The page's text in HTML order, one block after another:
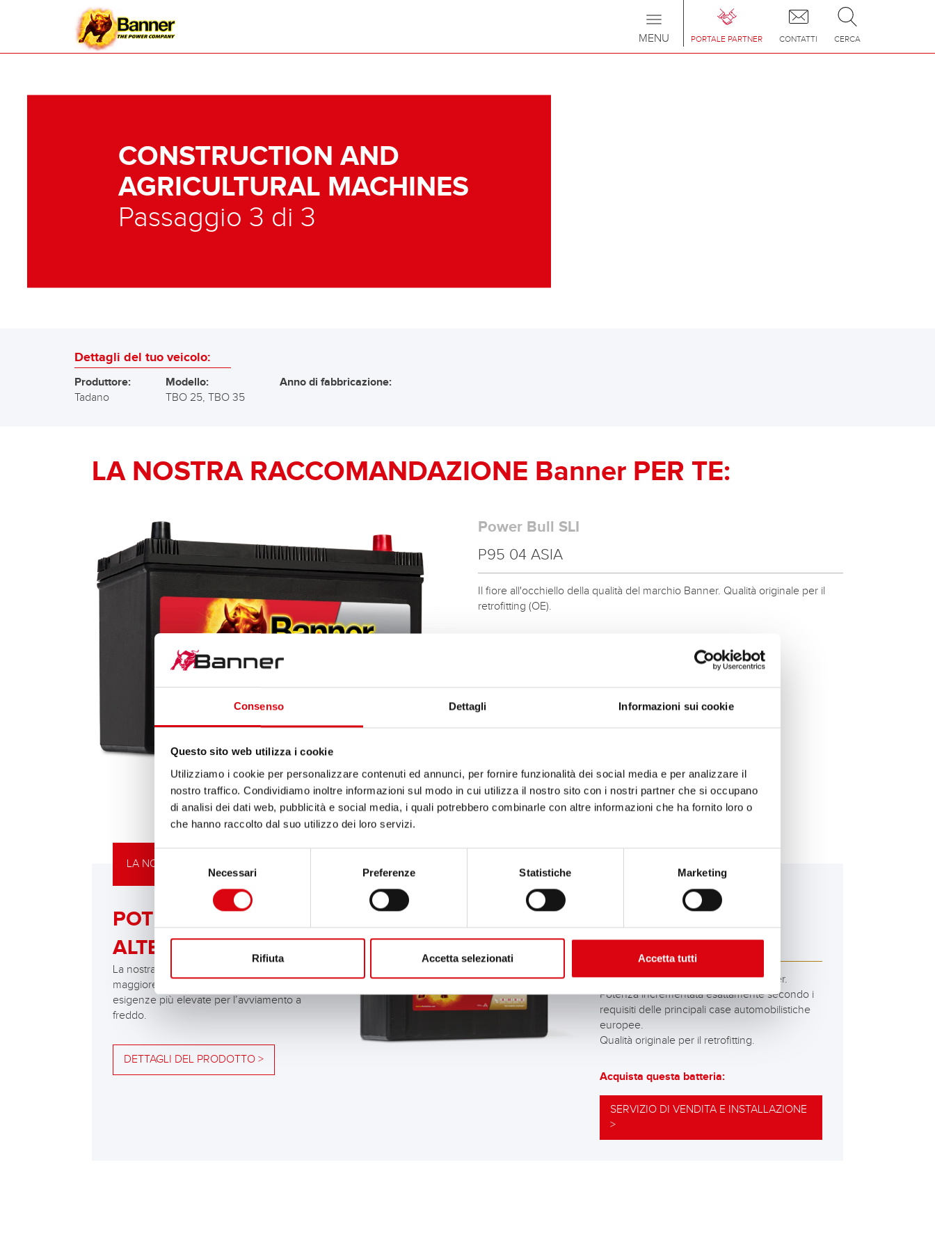
Consenso Dettagli Informazioni sui cookie
Questo sito web utilizza i cookie
Utilizziamo i cookie per personalizzare contenuti ed annunci, per fornire funzionalità dei social media e per analizzare il
nostro traffico. Condividiamo inoltre informazioni sul modo in cui utilizza il nostro sito con i nostri partner che si occupano
di analisi dei dati web, pubblicità e social media, i quali potrebbero combinarle con altre informazioni che ha fornito loro o
che hanno raccolto dal suo utilizzo dei loro servizi.
consenso
Necessari Preferenze Statistiche Marketing
Rifiuta Accetta selezionati Accetta tutti
PORTALE PARTNER CONTATTI CERCA
Toggle
navigation
MENU
CONSTRUCTION AND
AGRICULTURAL MACHINES
Passaggio 3 di 3
Dettagli del tuo veicolo:
Produttore:
Tadano
Modello:
TBO 25, TBO 35
Anno di fabbricazione:
LA NOSTRA RACCOMANDAZIONE Banner PER TE:
Power Bull SLI
P95 04 ASIA
Il fiore all'occhiello della qualità del marchio Banner. Qualità originale per il
retrofitting (OE).
SERVIZIO DI VENDITA E INSTALLAZIONE >
POTENTE
ALTERNATIVA
La nostra raccomandazione in caso di
maggiore fabbisogno di energia ovvero di
esigenze più elevate per l’avviamento a
freddo.
DETTAGLI DEL PRODOTTO >
Running Bull EFB
EFB 595 15 ASIA
Le migliori e più potenti batterie Banner.
Potenza incrementata esattamente secondo i
requisiti delle principali case automobilistiche
europee.
Qualità originale per il retrofitting.
Acquista questa batteria:
SERVIZIO DI VENDITA E INSTALLAZIONE
>
LA NOSTRA RACCOMANDAZIONE DI AGGIORNAMENTO